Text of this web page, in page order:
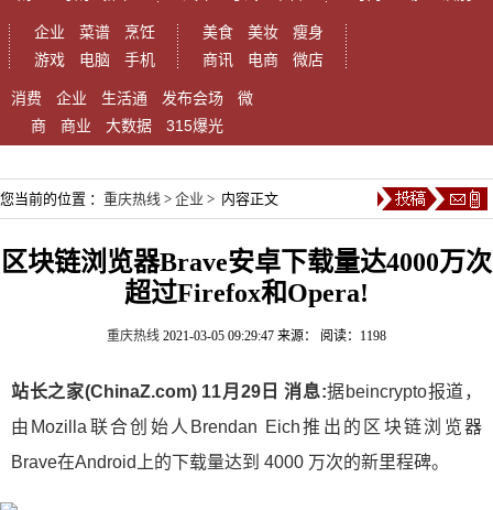
企业 菜谱
烹饪
游戏
电脑 手机
美食 美妆
瘦身
商讯
电商 微店
消费 企业 生活通 发布会场
微
商
商业 大数据 315爆光
您当前的位置 ： 重庆热线 > 企业 > 内容正文
区块链浏览器Brave安卓下载量达4000万次
超过Firefox和Opera!
重庆热线 2021-03-05 09:29:47 来源： 阅读：1198
站长之家(ChinaZ.com) 11月29日 消息:据beincrypto报道，
由Mozilla联合创始人Brendan Eich推出的区块链浏览器
Brave在Android上的下载量达到 4000 万次的新里程碑。